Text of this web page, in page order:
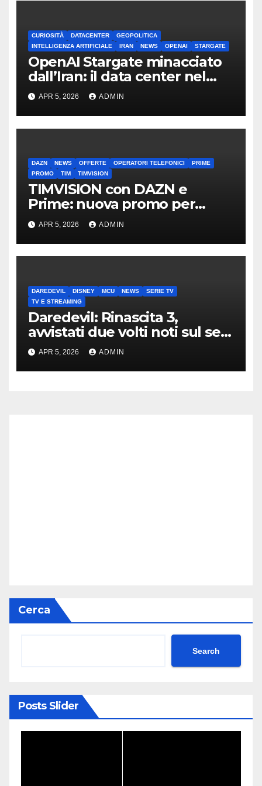
CURIOSITÀ DATACENTER
GEOPOLITICA
INTELLIGENZA ARTIFICIALE
IRAN NEWS OPENAI STARGATE
OpenAI Stargate minacciato
dall’Iran: il data center nel
mirino
APR 5, 2026 ADMIN
DAZN NEWS OFFERTE OPERATORI TELEFONICI
PRIME
PROMO
TIM TIMVISION
TIMVISION con DAZN e
Prime: nuova promo per
clienti TIM
APR 5, 2026 ADMIN
DAREDEVIL DISNEY MCU NEWS
SERIE TV
TV E STREAMING
Daredevil: Rinascita 3,
avvistati due volti noti sul set
di New York
APR 5, 2026 ADMIN
Cerca
Search
Posts Slider